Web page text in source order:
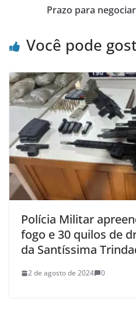
Prazo para
Você pode
Polícia Militar
fogo e 30 quilos de
da Santíssima
2 de agosto de 2024 0